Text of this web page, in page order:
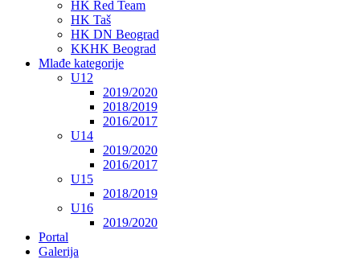
HK Red Team
HK Taš
HK DN Beograd
KKHK Beograd
Mlađe kategorije
U12
2019/2020
2018/2019
2016/2017
U14
2019/2020
2016/2017
U15
2018/2019
U16
2019/2020
Portal
Galerija